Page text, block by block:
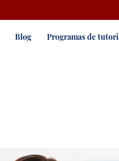
Blog Programas de